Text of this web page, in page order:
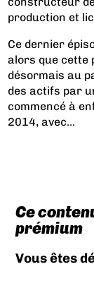
production et
Ce dernier
alors que cette
désormais au
des actifs par
commencé à
2014, avec...
Ce
prémium
Vous êtes